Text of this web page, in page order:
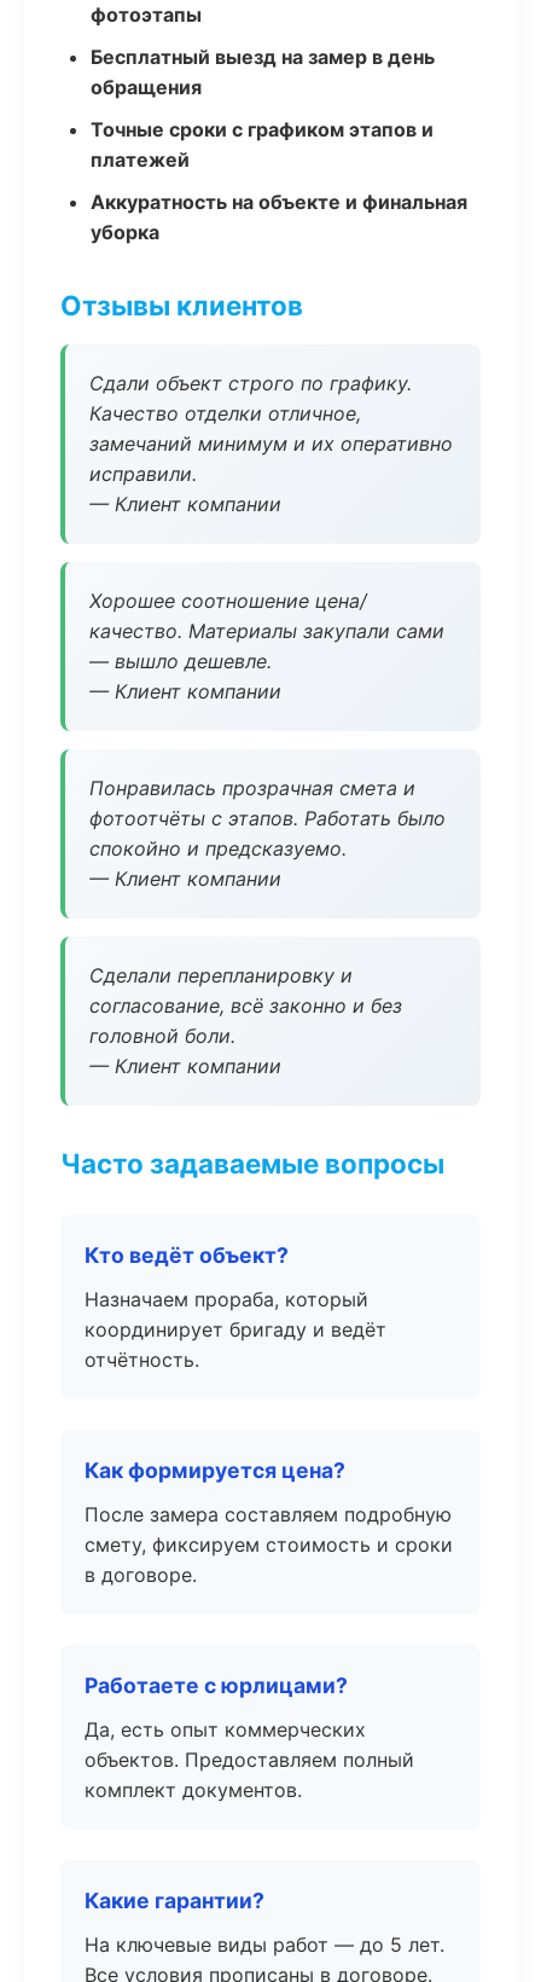
фотоэтапы
Бесплатный выезд на замер в день
обращения
Точные сроки с графиком этапов и
платежей
Аккуратность на объекте и финальная
уборка
Отзывы клиентов
Сдали объект строго по графику.
Качество отделки отличное,
замечаний минимум и их оперативно
исправили.
— Клиент компании
Хорошее соотношение цена/
качество. Материалы закупали сами
— вышло дешевле.
— Клиент компании
Понравилась прозрачная смета и
фотоотчёты с этапов. Работать было
спокойно и предсказуемо.
— Клиент компании
Сделали перепланировку и
согласование, всё законно и без
головной боли.
— Клиент компании
Часто задаваемые вопросы
Кто ведёт объект?
Назначаем прораба, который
координирует бригаду и ведёт
отчётность.
Как формируется цена?
После замера составляем подробную
смету, фиксируем стоимость и сроки
в договоре.
Работаете с юрлицами?
Да, есть опыт коммерческих
объектов. Предоставляем полный
комплект документов.
Какие гарантии?
На ключевые виды работ — до 5 лет.
Все условия прописаны в договоре.